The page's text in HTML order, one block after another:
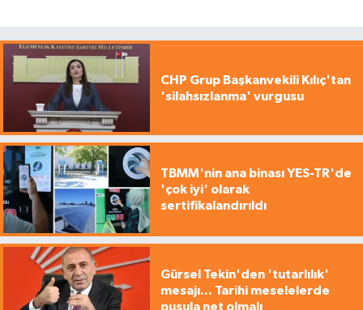
CHP Grup Başkanvekili Kılıç'tan
'silahsızlanma' vurgusu
TBMM'nin ana binası YES-TR'de
'çok iyi' olarak
sertifikalandırıldı
Gürsel Tekin'den 'tutarlılık'
mesajı... Tarihi meselelerde
pusula net olmalı